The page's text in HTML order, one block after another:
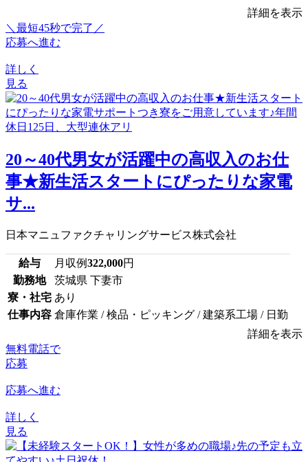
詳細を表示
＼最短45秒で完了／
応募へ進む
詳しく
見る
20～40代男女が活躍中の高収入のお仕
事★新生活スタートにぴったりな家電
サ...
日本マニュファクチャリングサービス株式会社
給与 月収例322,000円
勤務地
茨城県 下妻市
寮・社宅 あり
仕事内容 倉庫作業 / 検品・ピッキング / 建築系工場 / 日勤
詳細を表示
無料電話で
応募
応募へ進む
詳しく
見る